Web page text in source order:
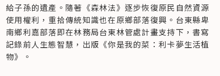
給子孫的遺產。隨著《森林法》逐步恢復原民自然資源
使用權利，重拾傳統知識也在原鄉部落復興。台東縣卑
南鄉利嘉部落即在林務局台東林管處計畫支持下，書寫
記錄前人生態智慧，出版《你是我的菜：利卡夢生活植
物》。